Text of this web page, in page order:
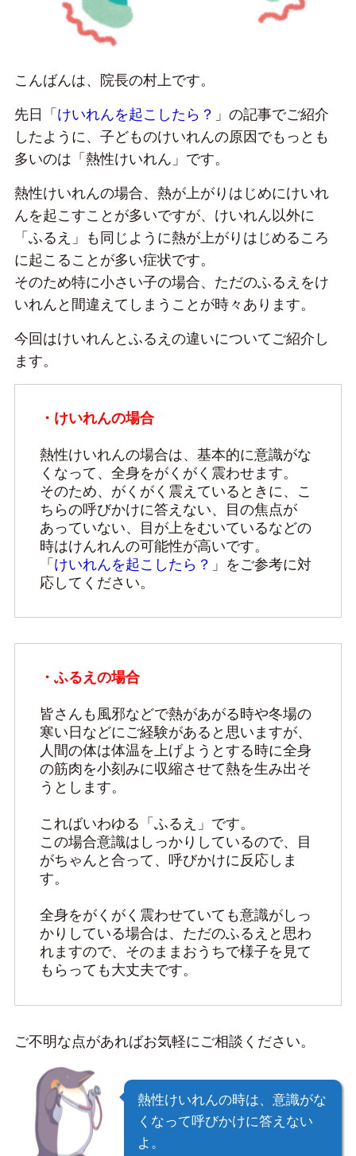
こんばんは、院長の村上です。
先日「 けいれんを起こしたら？ 」の記事でご紹介
したように、子どものけいれんの原因でもっとも
多いのは「熱性けいれん」です。
熱性けいれんの場合、熱が上がりはじめにけいれ
んを起こすことが多いですが、けいれん以外に
「ふるえ」も同じように熱が上がりはじめるころ
に起こることが多い症状です。
そのため特に小さい子の場合、ただのふるえをけ
いれんと間違えてしまうことが時々あります。
今回はけいれんとふるえの違いについてご紹介し
ます。
・けいれんの場合
熱性けいれんの場合は、基本的に意識がな
くなって、全身をがくがく震わせます。
そのため、がくがく震えているときに、こ
ちらの呼びかけに答えない、目の焦点が
あっていない、目が上をむいているなどの
時はけんれんの可能性が高いです。
「 けいれんを起こしたら？ 」をご参考に対
応してください。
・ふるえの場合
皆さんも風邪などで熱があがる時や冬場の
寒い日などにご経験があると思いますが、
人間の体は体温を上げようとする時に全身
の筋肉を小刻みに収縮させて熱を生み出そ
うとします。
こればいわゆる「ふるえ」です。
この場合意識はしっかりしているので、目
がちゃんと合って、呼びかけに反応しま
す。
全身をがくがく震わせていても意識がしっ
かりしている場合は、ただのふるえと思わ
れますので、そのままおうちで様子を見て
もらっても大丈夫です。
ご不明な点があればお気軽にご相談ください。
熱性けいれんの時は、意識がな
くなって呼びかけに答えない
よ。